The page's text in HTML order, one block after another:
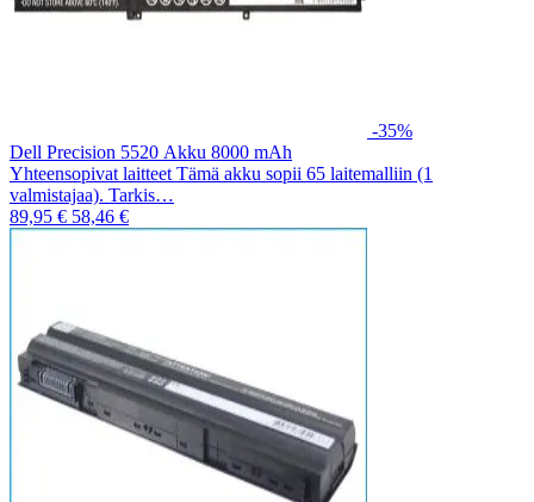
-35%
Dell Precision 5520 Akku 8000 mAh
Yhteensopivat laitteet Tämä akku sopii 65 laitemalliin (1
valmistajaa). Tarkis…
89,95 € 58,46 €